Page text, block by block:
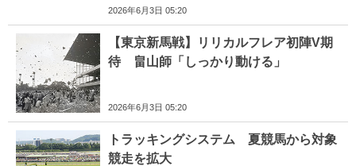
2026年6月3日 05:20
【東京新馬戦】リリカルフレア初陣V期
待 畠山師「しっかり動ける」
2026年6月3日 05:20
トラッキングシステム 夏競馬から対象
競走を拡大